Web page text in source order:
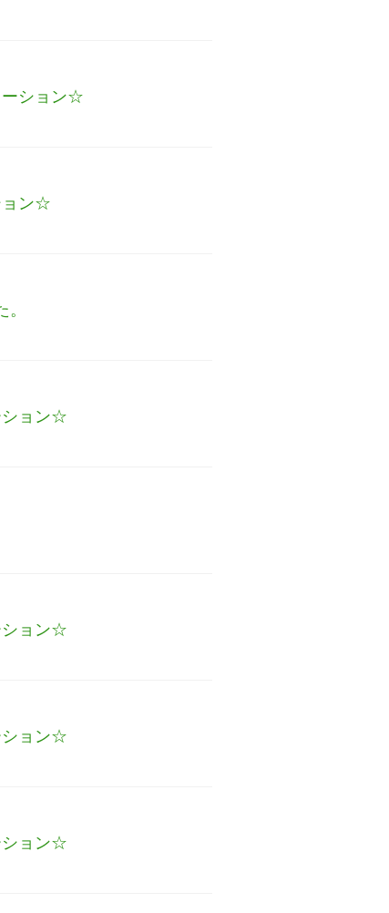
ーション☆
ョン☆
ション☆
ション☆
ション☆
ション☆